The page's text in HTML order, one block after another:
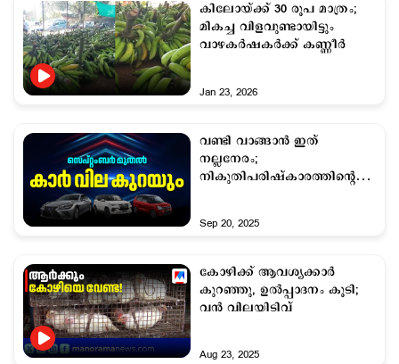
കിലോയ്ക്ക് 30 രൂപ മാത്രം;
മികച്ച വിളവുണ്ടായിട്ടും
വാഴകർഷകർക്ക് കണ്ണീർ
Jan 23, 2026
വണ്ടി വാങ്ങാന്‍ ഇത്
നല്ലനേരം;
നികുതിപരിഷ്കാരത്തിന്‍റെ
Sep 20, 2025
കോഴിക്ക് ആവശ്യക്കാര്‍
കുറഞ്ഞു, ഉല്‍പ്പാദനം കൂടി;
വന്‍ വിലയിടിവ്
Aug 23, 2025